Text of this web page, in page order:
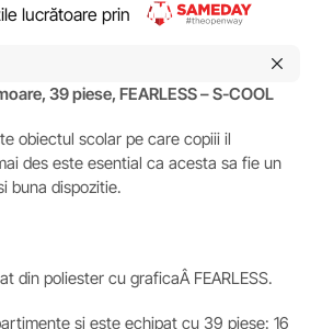
lucrătoare prin
39 piese, FEARLESS – S-COOL
obiectul scolar pe care copiii il
des este esential ca acesta sa fie un
buna dispozitie.
din poliester cu graficaÂ FEARLESS.
si este echipat cu 39 piese: 16